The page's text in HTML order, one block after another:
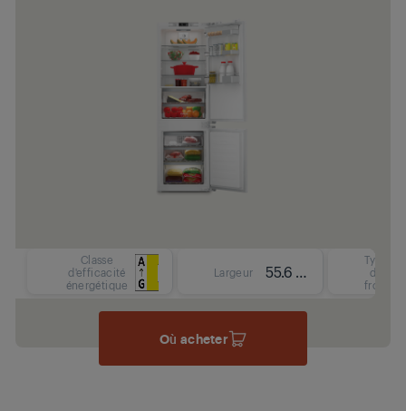
Classe
d'efficacité
énergétique
Largeur 55.6 cm
Type
de
froid
Où acheter